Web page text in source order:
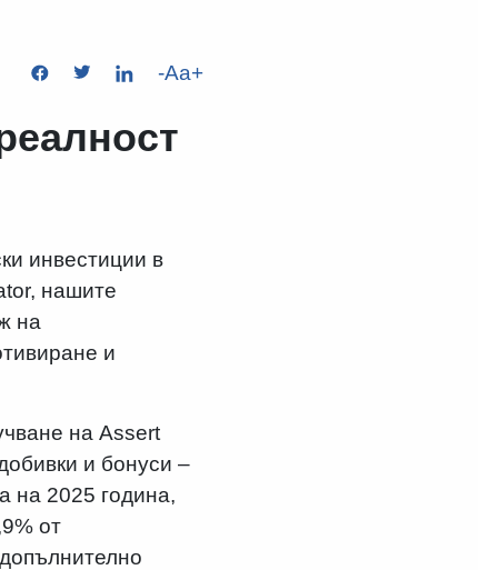
-Aa+
инвестиции в
нашите
на
и
на Assert
и бонуси –
на 2025 година,
от